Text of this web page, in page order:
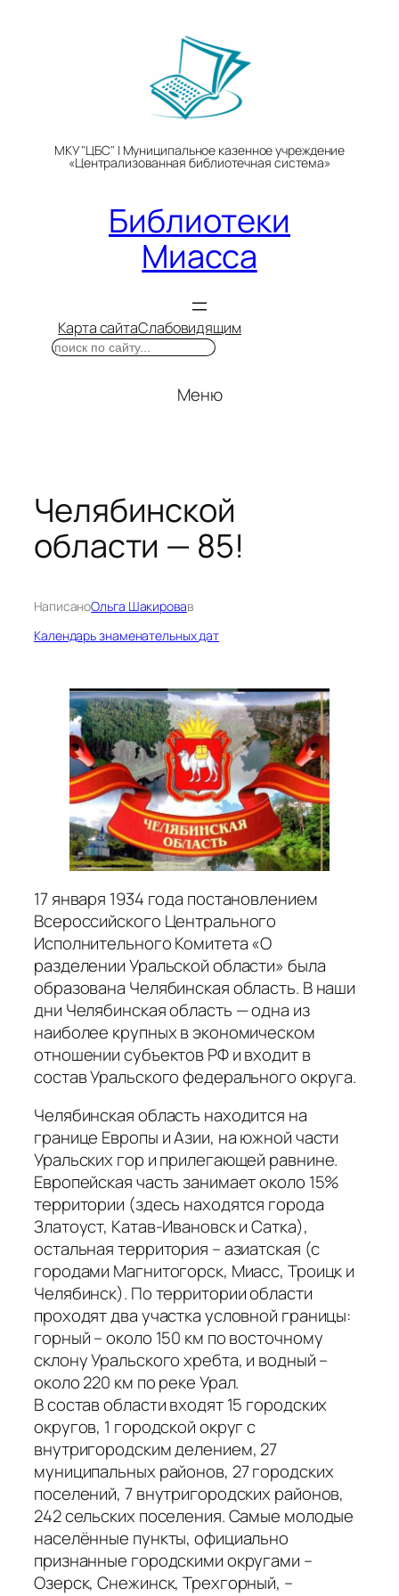
МКУ "ЦБС" | Муниципальное казенное учреждение
«Централизованная библиотечная система»
Библиотеки
Миасса
Карта сайтаСлабовидящим
Поиск
Меню
Челябинской
области — 85!
НаписаноОльга Шакировав
Календарь знаменательных дат
17 января 1934 года постановлением
Всероссийского Центрального
Исполнительного Комитета «О
разделении Уральской области» была
образована Челябинская область. В наши
дни Челябинская область — одна из
наиболее крупных в экономическом
отношении субъектов РФ и входит в
состав Уральского федерального округа.
Челябинская область находится на
границе Европы и Азии, на южной части
Уральских гор и прилегающей равнине.
Европейская часть занимает около 15%
территории (здесь находятся города
Златоуст, Катав-Ивановск и Сатка),
остальная территория – азиатская (с
городами Магнитогорск, Миасс, Троицк и
Челябинск). По территории области
проходят два участка условной границы:
горный – около 150 км по восточному
склону Уральского хребта, и водный –
около 220 км по реке Урал.
В состав области входят 15 городских
округов, 1 городской округ с
внутригородским делением, 27
муниципальных районов, 27 городских
поселений, 7 внутригородских районов,
242 сельских поселения. Самые молодые
населённые пункты, официально
признанные городскими округами –
Озерск, Снежинск, Трехгорный, –